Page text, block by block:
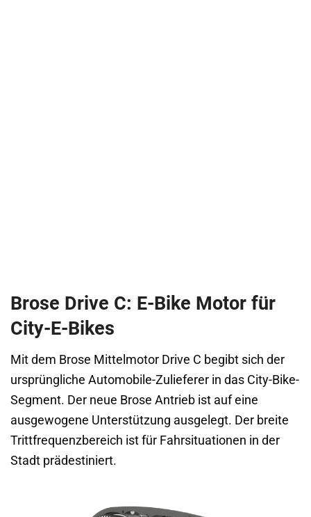
Brose Drive C: E-Bike Motor für
City-E-Bikes
Mit dem Brose Mittelmotor Drive C begibt sich der
ursprüngliche Automobile-Zulieferer in das City-Bike-
Segment. Der neue Brose Antrieb ist auf eine
ausgewogene Unterstützung ausgelegt. Der breite
Trittfrequenzbereich ist für Fahrsituationen in der
Stadt prädestiniert.